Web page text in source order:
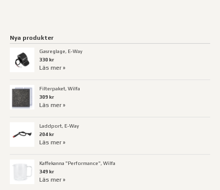
Nya produkter
Gasreglage, E-Way
330 kr
Läs mer »
Filterpaket, Wilfa
309 kr
Läs mer »
Laddport, E-Way
204 kr
Läs mer »
Kaffekanna "Performance", Wilfa
349 kr
Läs mer »